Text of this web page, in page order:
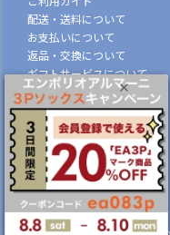
配送・送料について
お支払いについて
返品・交換について
ギフトサービスについて
特定商取引法に基づく表示
個人情報の取扱
会社概要
株式会社ナイガイ
(東証スタンダード市場上場)
107-0052